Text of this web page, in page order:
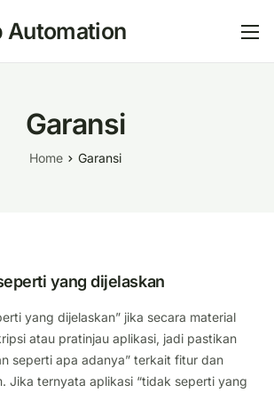
Automation
Garansi
Home Garansi
yang dijelaskan
yang dijelaskan” jika secara material
atau pratinjau aplikasi, jadi pastikan
seperti apa adanya” terkait fitur dan
Jika ternyata aplikasi “tidak seperti yang